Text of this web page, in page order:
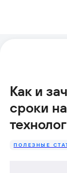
Как и
сроки
ПОЛЕЗНЫЕ